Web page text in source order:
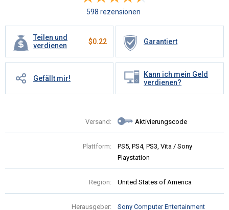
598 rezensionen
Teilen und
verdienen
$0.22 Garantiert
Gefällt mir!
Kann ich mein Geld
verdienen?
Versand: Aktivierungscode
Plattform:
PS5, PS4, PS3, Vita / Sony
Playstation
Region: United States of America
Herausgeber: Sony Computer Entertainment